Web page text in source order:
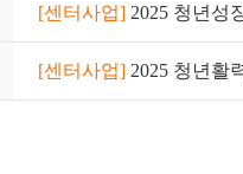
[센터사업] 2025 청년성
[센터사업] 2025 청년활